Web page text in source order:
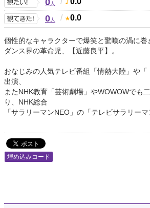
0人
0人 / 0.0
個性的なキャラクターで爆笑と驚嘆の渦に巻
ダンス界の革命児、【近藤良平】。
おなじみの人気テレビ番組「情熱大陸」や「
出演、
またNHK教育「芸術劇場」やWOWOWでも
り、NHK総合
「サラリーマンNEO」の「テレビサラリーマ
埋め込みコード